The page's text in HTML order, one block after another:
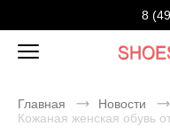
8
Главная
Новости
Кожаная женская обувь